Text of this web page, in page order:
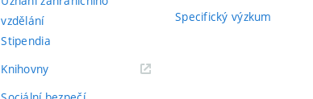
vzdělání
Stipendia
Knihovny(externí
Specifický výzkum